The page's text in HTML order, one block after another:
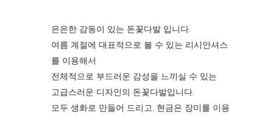
은은한 감동이 있는 돈꽃다발 입니다.
여름 계절에 대표적으로 볼 수 있는 리시안셔스
를 이용해서
전체적으로 부드러운 감성을 느끼실 수 있는
고급스러운 디자인의 돈꽃다발입니다.
모두 생화로 만들어 드리고, 현금은 장미를 이용